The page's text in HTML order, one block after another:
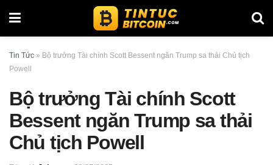
Tin Tức » Bộ trưởng Tài chính Scott Bessent ngăn Trump sa thải Chủ tịch
Powell
Bộ trưởng Tài chính Scott
Bessent ngăn Trump sa thải
Chủ tịch Powell